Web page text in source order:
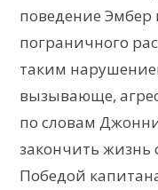
поведение
пограничного
таким
вызывающе,
по словам
закончить жизнь
Победой